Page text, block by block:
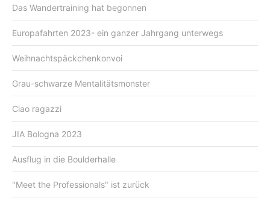
Das Wandertraining hat begonnen
Europafahrten 2023- ein ganzer Jahrgang unterwegs
Weihnachtspäckchenkonvoi
Grau-schwarze Mentalitätsmonster
Ciao ragazzi
JIA Bologna 2023
Ausflug in die Boulderhalle
"Meet the Professionals" ist zurück